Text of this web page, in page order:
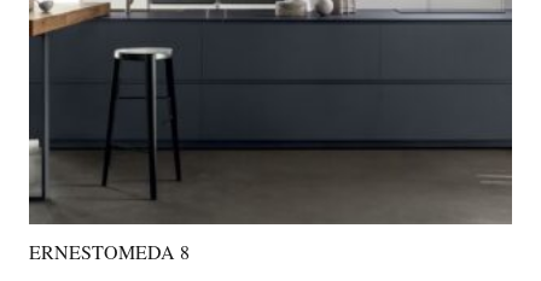
ERNESTOMEDA 8